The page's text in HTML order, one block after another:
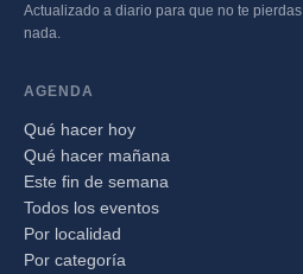
Actualizado a diario para que no te pierdas
nada.
AGENDA
Qué hacer hoy
Qué hacer mañana
Este fin de semana
Todos los eventos
Por localidad
Por categoría